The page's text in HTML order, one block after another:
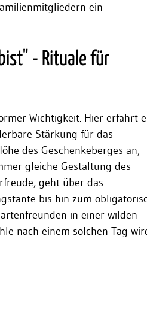
ein
- Rituale für
Wichtigkeit. Hier erfährt
Stärkung für das
des Geschenkeberges an,
gleiche Gestaltung des
geht über das
bis hin zum
in einer wilden
nach einem solchen Tag